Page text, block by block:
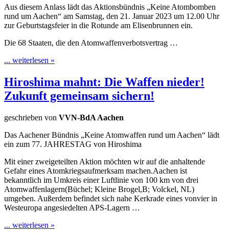
Aus diesem Anlass lädt das Aktionsbündnis „Keine Atombomben
rund um Aachen“ am Samstag, den 21. Januar 2023 um 12.00 Uhr
zur Geburtstagsfeier in die Rotunde am Elisenbrunnen ein.
Die 68 Staaten, die den Atomwaffenverbotsvertrag …
... weiterlesen »
Hiroshima mahnt: Die Waffen nieder!
Zukunft gemeinsam sichern!
geschrieben von VVN-BdA Aachen
Das Aachener Bündnis „Keine Atomwaffen rund um Aachen“ lädt
ein zum 77. JAHRESTAG von Hiroshima
Mit einer zweigeteilten Aktion möchten wir auf die anhaltende
Gefahr eines Atomkriegsaufmerksam machen.Aachen ist
bekanntlich im Umkreis einer Luftlinie von 100 km von drei
Atomwaffenlagern(Büchel; Kleine Brogel,B; Volckel, NL)
umgeben. Außerdem befindet sich nahe Kerkrade eines vonvier in
Westeuropa angesiedelten APS-Lagern …
... weiterlesen »